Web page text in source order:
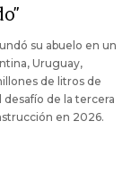
su abuelo en un
Uruguay,
de litros de
desafío de la tercera
en 2026.